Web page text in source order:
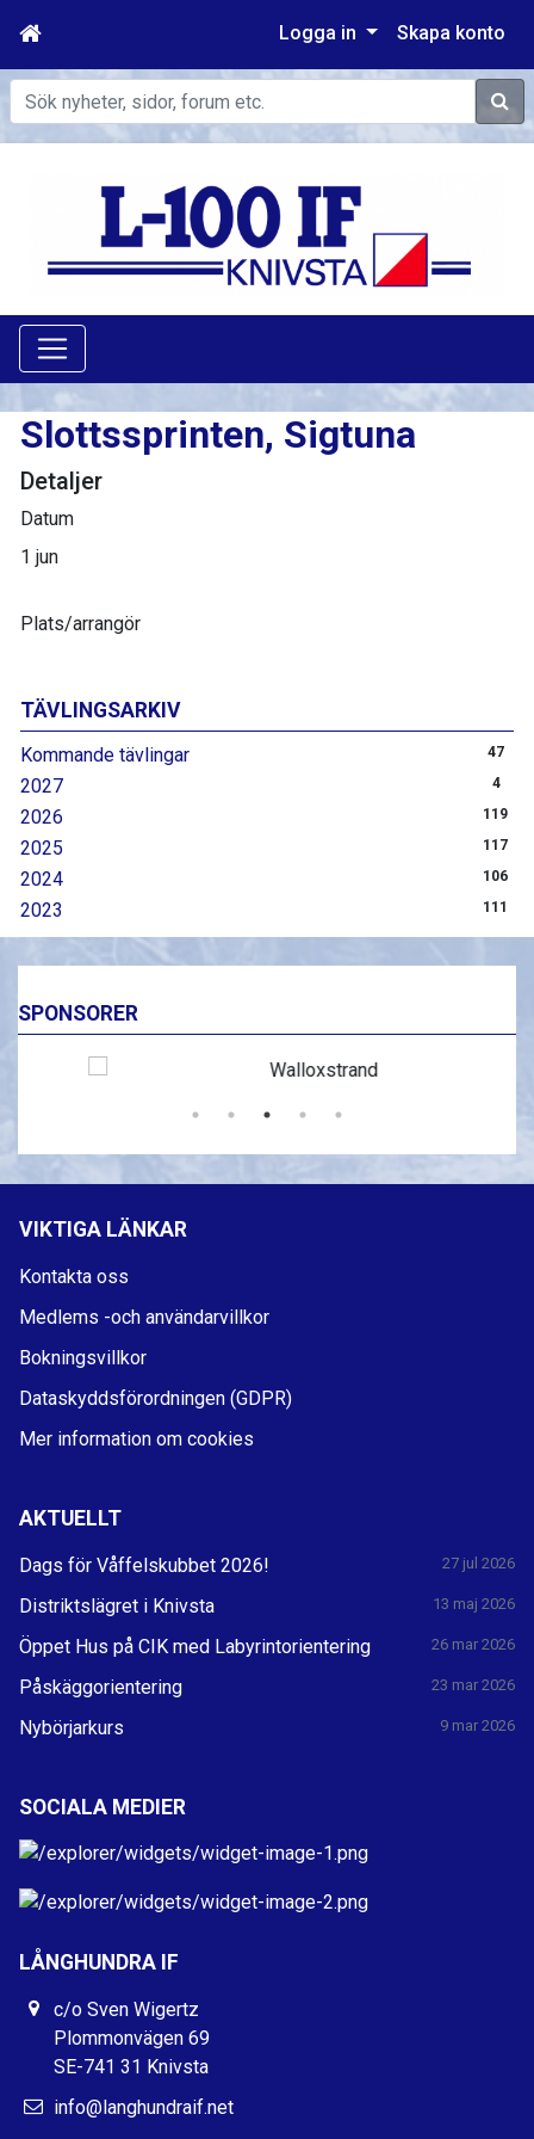
Logga in Skapa konto
Sök
TÄVLINGSARKIV
Kommande tävlingar 47
2027 4
2026 119
2025 117
2024 106
2023 111
Slottssprinten, Sigtuna
Detaljer
Datum
1 jun
Plats/arrangör
SPONSORER
VIKTIGA LÄNKAR
Kontakta oss
Medlems -och användarvillkor
Bokningsvillkor
Dataskyddsförordningen (GDPR)
Mer information om cookies
AKTUELLT
Dags för Våffelskubbet 2026! 27 jul 2026
Distriktslägret i Knivsta 13 maj 2026
Öppet Hus på CIK med Labyrintorientering 26 mar 2026
Påskäggorientering 23 mar 2026
Nybörjarkurs 9 mar 2026
SOCIALA MEDIER
LÅNGHUNDRA IF
c/o Sven Wigertz
Plommonvägen 69
SE-741 31 Knivsta
info@langhundraif.net